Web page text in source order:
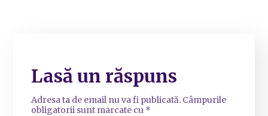
Lasă un răspuns
Adresa ta de email nu va fi publicată. Câmpurile
obligatorii sunt marcate cu *